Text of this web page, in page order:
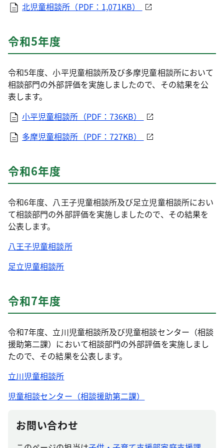
北児童相談所（PDF：1,071KB）
令和5年度
令和5年度、小平児童相談所及び多摩児童相談所において
相談部門の外部評価を実施しましたので、その結果を公
表します。
小平児童相談所（PDF：736KB）
多摩児童相談所（PDF：727KB）
令和6年度
令和6年度、八王子児童相談所及び足立児童相談所におい
て相談部門の外部評価を実施しましたので、その結果を
公表します。
八王子児童相談所
足立児童相談所
令和7年度
令和7年度、立川児童相談所及び児童相談センター（相談
援助第二課）において相談部門の外部評価を実施しまし
たので、その結果を公表します。
立川児童相談所
児童相談センター（相談援助第二課）
お問い合わせ